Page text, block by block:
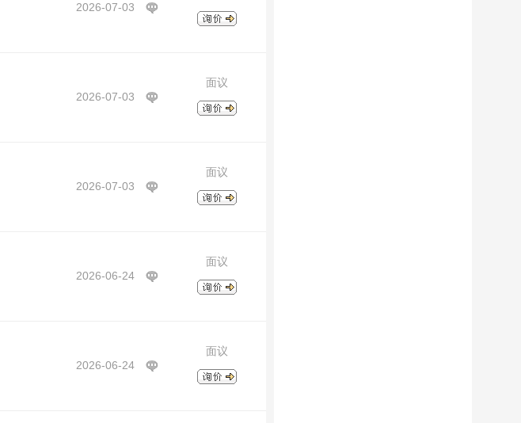
2026-07-03
2026-07-03
面议
2026-07-03
面议
2026-06-24
面议
2026-06-24
面议